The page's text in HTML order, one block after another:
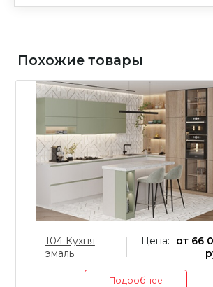
Похожие товары
104 Кухня
эмаль
Цена:
от 66
Подробнее